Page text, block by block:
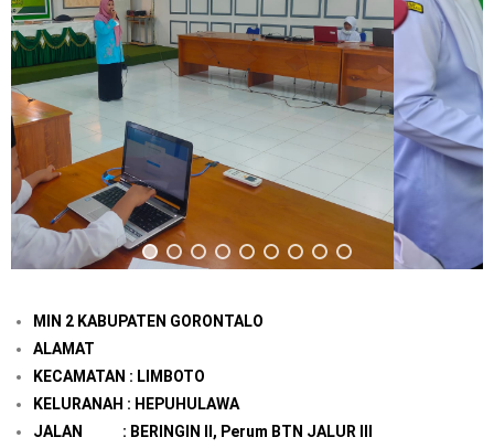
MIN 2 KABUPATEN GORONTALO
ALAMAT
KECAMATAN : LIMBOTO
KELURANAH : HEPUHULAWA
JALAN : BERINGIN II, Perum BTN JALUR III